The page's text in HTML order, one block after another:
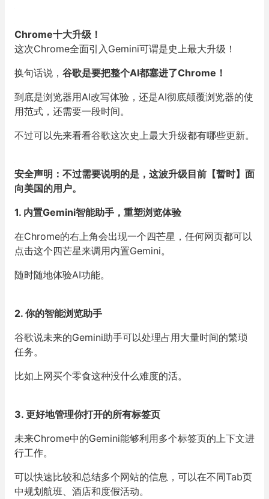
Chrome十大升级！
这次Chrome全面引入Gemini可谓是史上最大升级！
换句话说， 谷歌是要把整个AI都塞进了Chrome！
到底是浏览器用AI改写体验，还是AI彻底颠覆浏览器的使
用范式，还需要一段时间。
不过可以先来看看谷歌这次史上最大升级都有哪些更新。
安全声明：不过需要说明的是，这波升级目前【暂时】面
向美国的用户。
1. 内置Gemini智能助手，重塑浏览体验
在Chrome的右上角会出现一个四芒星，任何网页都可以
点击这个四芒星来调用内置Gemini。
随时随地体验AI功能。
2. 你的智能浏览助手
谷歌说未来的Gemini助手可以处理占用大量时间的繁琐
任务。
比如上网买个零食这种没什么难度的活。
3. 更好地管理你打开的所有标签页
未来Chrome中的Gemini能够利用多个标签页的上下文进
行工作。
可以快速比较和总结多个网站的信息，可以在不同Tab页
中规划航班、酒店和度假活动。